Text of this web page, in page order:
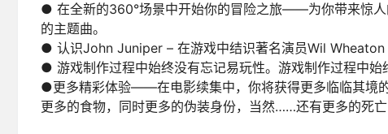
● 在全新的360°场景中开始你的冒险之旅——为你带来惊
的主题曲。
● 认识John Juniper – 在游戏中结识著名演员Wil Wheaton
● 游戏制作过程中始终没有忘记易玩性。游戏制作过程中始
●更多精彩体验——在电影续集中，你将获得更多临临其境
更多的食物，同时更多的伪装身份，当然……还有更多的死亡